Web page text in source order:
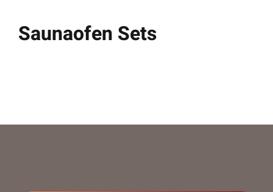
Saunaofen Sets